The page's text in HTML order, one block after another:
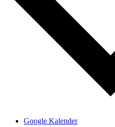
Google Kalender